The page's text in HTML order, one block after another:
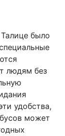
было
людям без
удобства,
может